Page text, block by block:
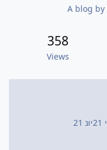
A blog by
358
Views
יונ 21